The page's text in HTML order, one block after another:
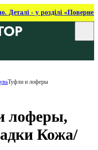
Деталі - у розділі
Туфли и лоферы
лоферы,
Кожа/